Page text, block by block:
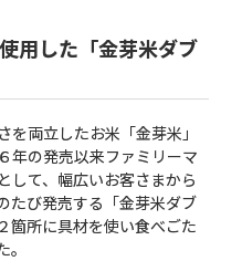
用した「金芽米ダブ
両立したお米「金芽米」
年の発売以来ファミリーマ
して、幅広いお客さまから
たび発売する「金芽米ダブ
箇所に具材を使い食べごた